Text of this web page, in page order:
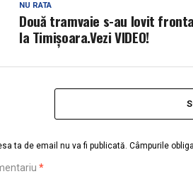
NU RATA
Două tramvaie s-au lovit
la Timișoara.Vezi VIDEO!
ta de email nu va fi publicată. Câmpurile
*